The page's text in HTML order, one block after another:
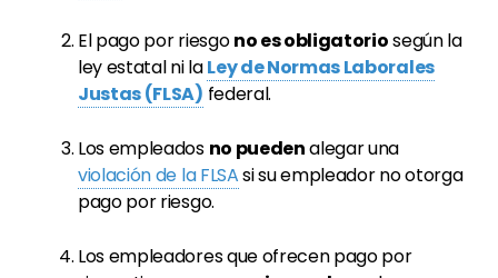
El pago por riesgono es obligatoriosegún la
ley estatal ni laLey de Normas Laborales
Justas (FLSA) federal.
Los empleados no puedenalegar una
violación de la FLSAsi su empleador no otorga
pago por riesgo.
Los empleadores que ofrecen pago por